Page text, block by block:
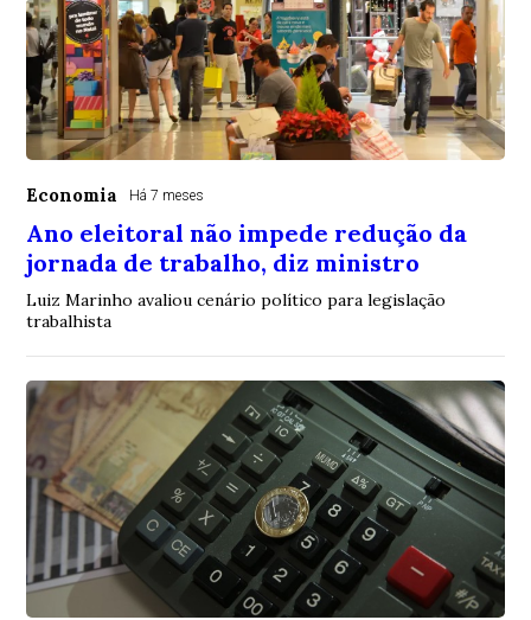
Economia Há 7 meses
Ano eleitoral não impede redução da
jornada de trabalho, diz ministro
Luiz Marinho avaliou cenário político para legislação
trabalhista